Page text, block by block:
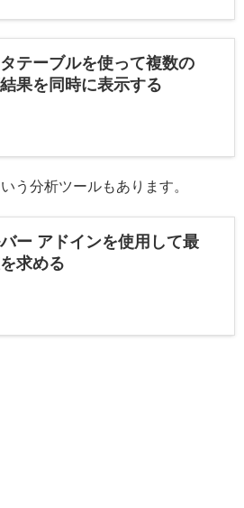
テーブルを使って複数の
果を同時に表示する
う分析ツールもあります。
ー アドインを使用して最
求める